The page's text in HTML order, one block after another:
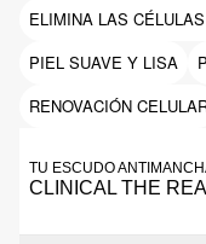
ELIMINA LAS
PIEL SUAVE Y LISA
RENOVACIÓN
TU ESCUDO
CLINICAL THE